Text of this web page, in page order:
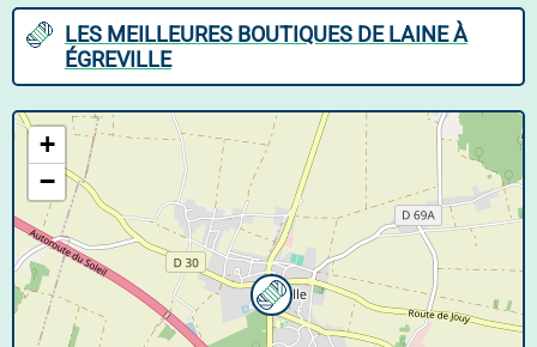
LES MEILLEURES BOUTIQUES DE LAINE À
ÉGREVILLE
+
−